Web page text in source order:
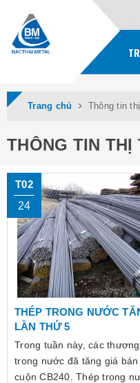
Trang chủ Thông tin
THÔNG TIN THỊ
T02
24
THÉP TRONG NƯỚC
LẦN THỨ 5
Trong tuần này, các
trong nước đã tăng giá
cuộn CB240. Thép trong